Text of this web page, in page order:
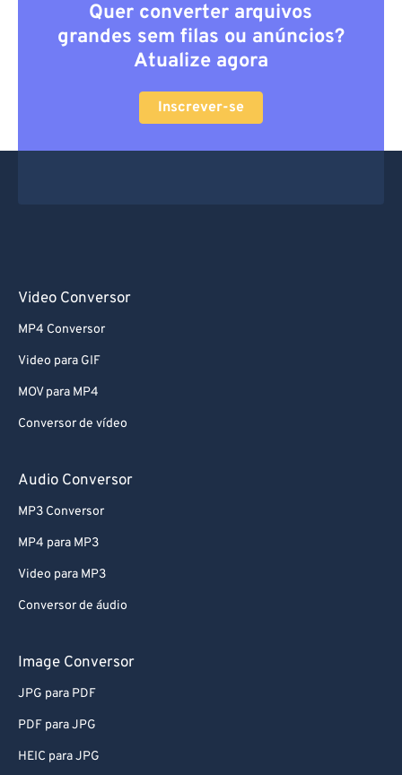
Quer converter arquivos
grandes sem filas ou anúncios?
Atualize agora
Inscrever-se
Video Conversor
MP4 Conversor
Video para GIF
MOV para MP4
Conversor de vídeo
Audio Conversor
MP3 Conversor
MP4 para MP3
Video para MP3
Conversor de áudio
Image Conversor
JPG para PDF
PDF para JPG
HEIC para JPG